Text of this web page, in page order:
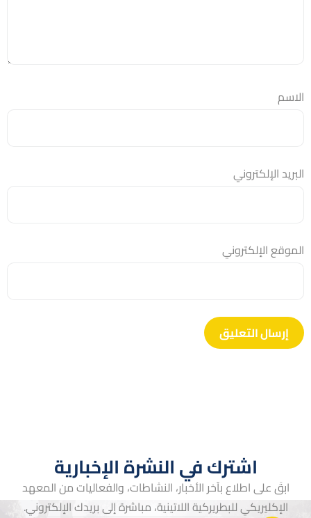
الاسم
البريد الإلكتروني
الموقع الإلكتروني
اشترك في النشرة الإخبارية
ابقَ على اطلاع بآخر الأخبار، النشاطات، والفعاليات من المعهد
الإكليريكي للبطريركية اللاتينية، مباشرة إلى بريدك الإلكتروني.